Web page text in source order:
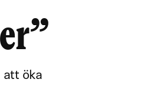
att öka